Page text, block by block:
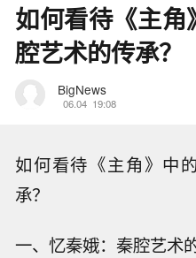
如何看待《主
腔艺术的传承？
BigNews
06.04 19:08
如何看待《主角》中
承？
一、忆秦娥：秦腔艺术